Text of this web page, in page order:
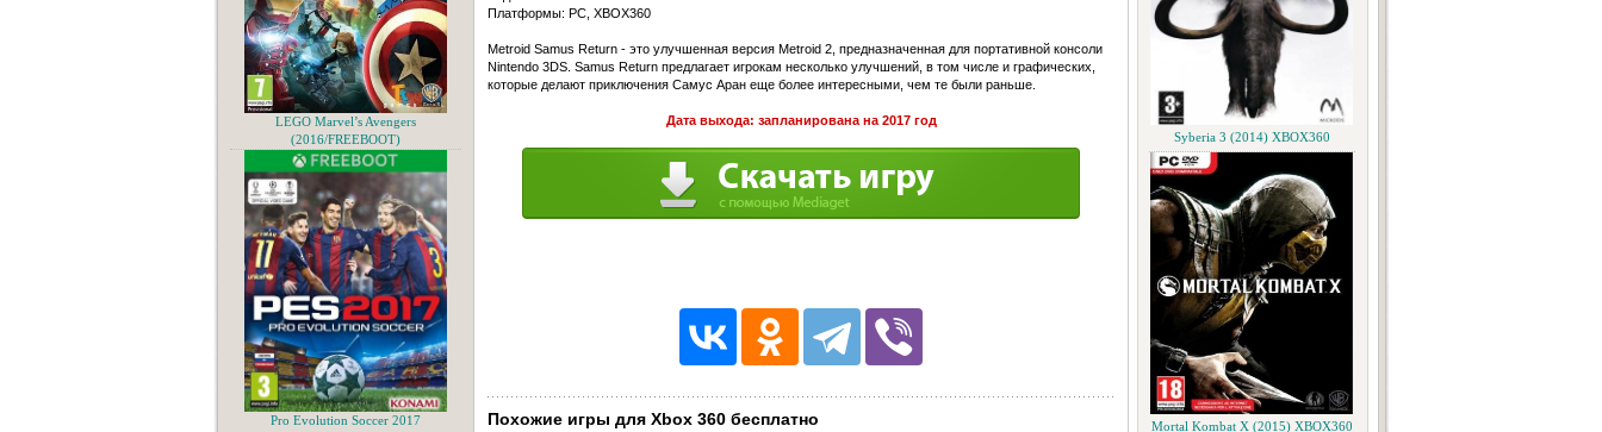
Syberia 3 (2014) XBOX360
Mortal Kombat X (2015) XBOX360
Платформы: PC, XBOX360
Metroid Samus Return - это улучшенная версия Metroid 2, предназначенная для портативной консоли
Nintendo 3DS. Samus Return предлагает игрокам несколько улучшений, в том числе и графических,
которые делают приключения Самус Аран еще более интересными, чем те были раньше.
Дата выхода: запланирована на 2017 год
Похожие игры для Xbox 360 бесплатно
LEGO Marvel’s Avengers
(2016/FREEBOOT)
Pro Evolution Soccer 2017